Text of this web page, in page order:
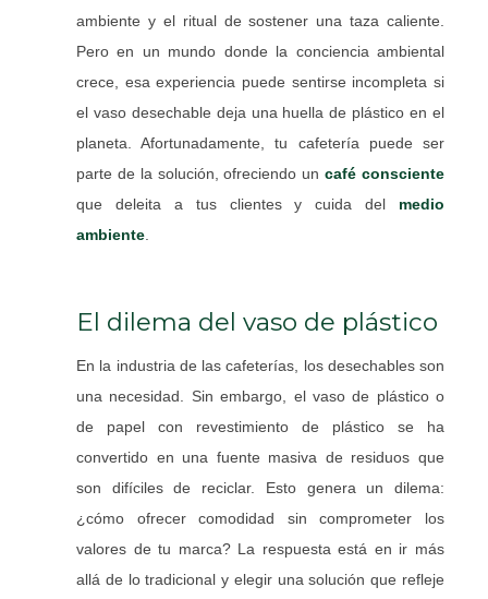
ambiente y el ritual de sostener una taza caliente.
Pero en un mundo donde la conciencia ambiental
crece, esa experiencia puede sentirse incompleta si
el vaso desechable deja una huella de plástico en el
planeta. Afortunadamente, tu cafetería puede ser
parte de la solución, ofreciendo uncafé consciente
que deleita a tus clientes y cuida del medio
ambiente
El dilema del vaso de plástico
En la industria de las cafeterías, los desechables son
una necesidad. Sin embargo, el vaso de plástico o
de papel con revestimiento de plástico se ha
convertido en una fuente masiva de residuos que
son difíciles de reciclar. Esto genera un dilema:
¿cómo ofrecer comodidad sin comprometer los
valores de tu marca? La respuesta está en ir más
allá de lo tradicional y elegir una solución que refleje